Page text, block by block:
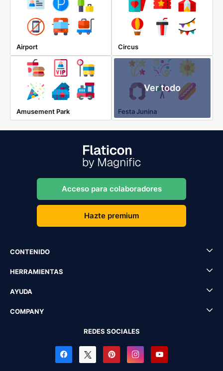
Airport Circus
Amusement Park
Ver todo
Festa Junina
Acceso para colaboradores
Hazte premium
CONTENIDO
HERRAMIENTAS
AYUDA
COMPANY
REDES SOCIALES